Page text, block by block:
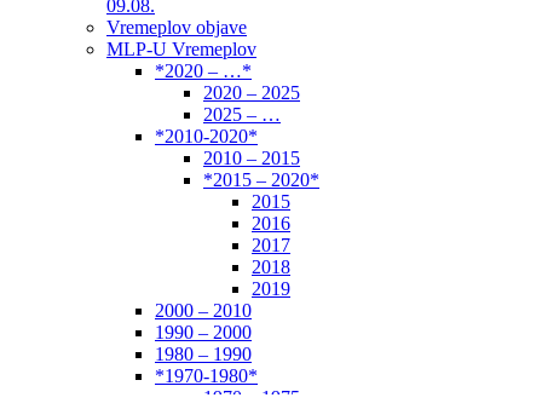
09.08.
Vremeplov objave
MLP-U Vremeplov
*2020 – …*
2020 – 2025
2025 – …
*2010-2020*
2010 – 2015
*2015 – 2020*
2015
2016
2017
2018
2019
2000 – 2010
1990 – 2000
1980 – 1990
*1970-1980*
1970 – 1975